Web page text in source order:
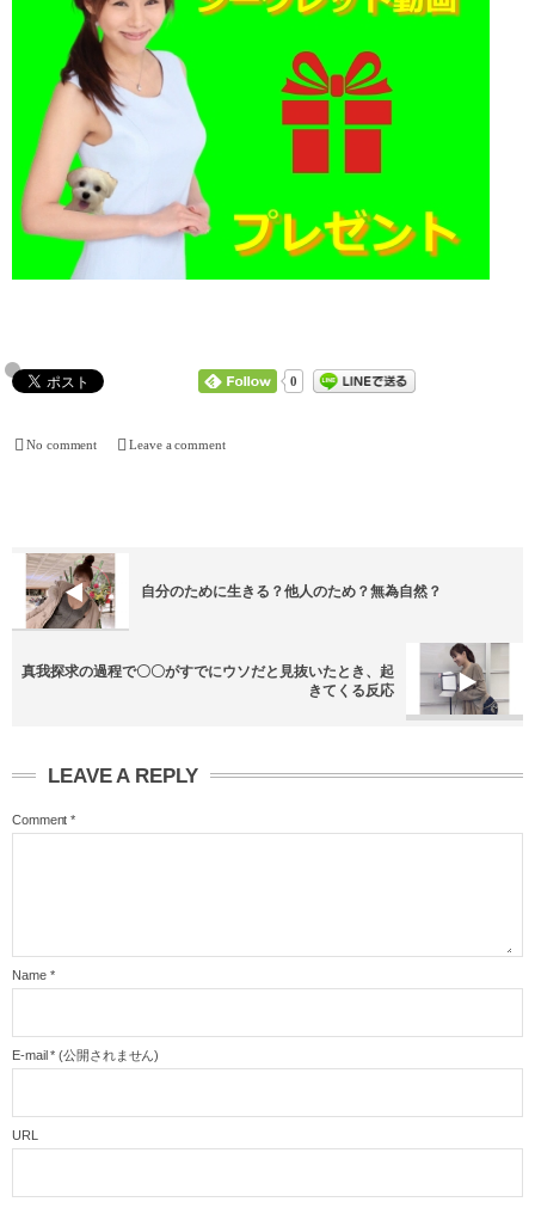
0
No comment Leave a comment
自分のために生きる？他人のため？無為自然？
真我探求の過程で〇〇がすでにウソだと見抜いたとき、起
きてくる反応
LEAVE A REPLY
Comment *
Name *
E-mail * (公開されません)
URL